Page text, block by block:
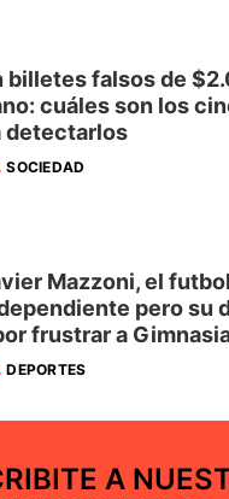
billetes falsos de
cuáles son los
detectarlos
SOCIEDAD
Mazzoni, el
pero su
frustrar a
DEPORTES
A